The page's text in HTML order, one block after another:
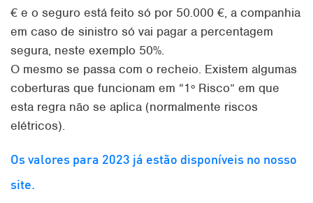
€ e o seguro está feito só por 50.000 €, a companhia
em caso de sinistro só vai pagar a percentagem
segura, neste exemplo 50%.
O mesmo se passa com o recheio. Existem algumas
coberturas que funcionam em “1º Risco” em que
esta regra não se aplica (normalmente riscos
elétricos).
Os valores para 2023 já estão disponíveis no nosso
site.